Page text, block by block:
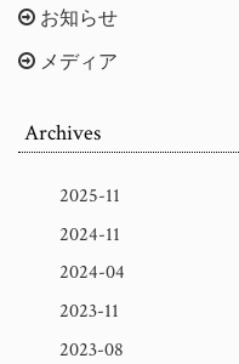
お知らせ
メディア
Archives
2025-11
2024-11
2024-04
2023-11
2023-08